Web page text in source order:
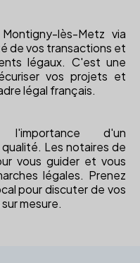
lès-Metz via
de vos transactions et
légaux. C'est une
vos projets et
légal français.
d'un
Les notaires de
vous guider et vous
légales. Prenez
pour discuter de vos
mesure.